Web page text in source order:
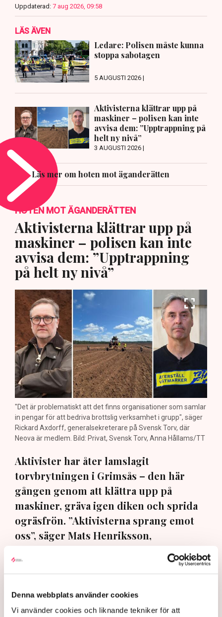
Denna webbplats använder cookies
Vi använder cookies och liknande tekniker för att
Uppdaterad: 7 aug 2026, 09:58
LÄS ÄVEN
Ledare: Polisen måste kunna
stoppa sabotagen
5 AUGUSTI 2026 |
Aktivisterna klättrar upp på
maskiner – polisen kan inte
avvisa dem: ”Upptrappning på
helt ny nivå”
3 AUGUSTI 2026 |
Läs mer om hoten mot äganderätten
HOTEN MOT ÄGANDERÄTTEN
Aktivisterna klättrar upp på
maskiner – polisen kan inte
avvisa dem: ”Upptrappning
på helt ny nivå”
"Det är problematiskt att det finns organisationer som samlar
in pengar för att bedriva brottslig verksamhet i grupp", säger
Rickard Axdorff, generalsekreterare på Svensk Torv, där
Neova är medlem. Bild: Privat, Svensk Torv, Anna Hållams/TT
Aktivister har åter lamslagit
torvbrytningen i Grimsås – den här
gången genom att klättra upp på
maskiner, gräva igen diken och sprida
ogräsfrön. ”Aktivisterna sprang emot
oss”, säger Mats Henriksson,
tillståndsansvarig på Neova, till TN. Nu
varnar branschen för skador på